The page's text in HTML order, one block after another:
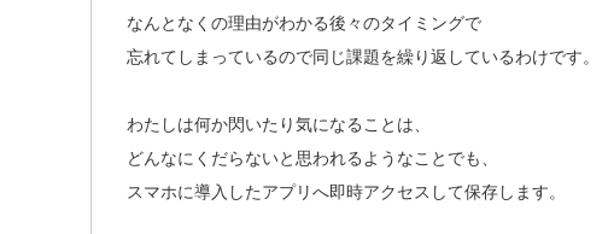
なんとなくの理由がわかる後々のタイミングで
忘れてしまっているので同じ課題を繰り返しているわけです。
わたしは何か閃いたり気になることは、
どんなにくだらないと思われるようなことでも、
スマホに導入したアプリへ即時アクセスして保存します。